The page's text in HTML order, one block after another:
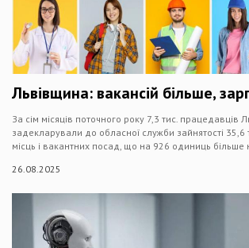
Львівщина: вакансій більше,
За сім місяців поточного року 7,3 тис. працедавців
задекларували до обласної служби зайнятості 35,6
місць і вакантних посад, що на 926 одиниць більше
26.08.2025